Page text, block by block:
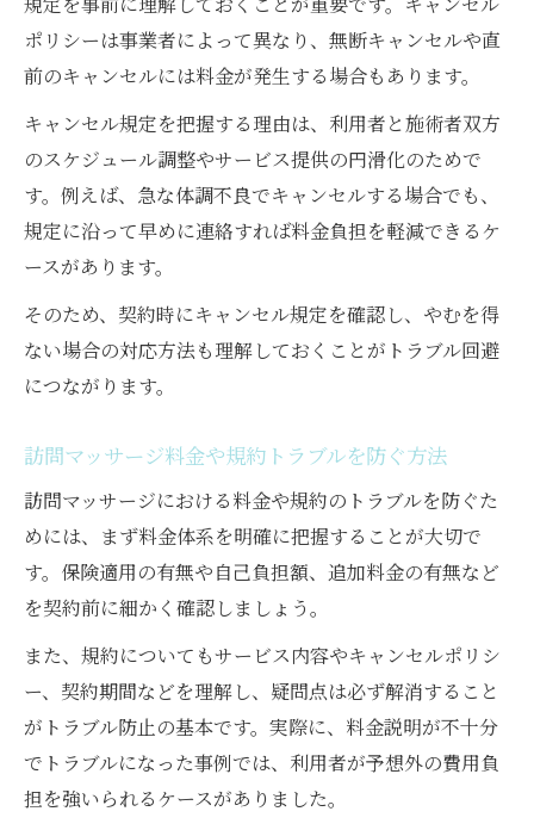
ポリシーは事業者によって異なり、無断キャンセルや直
前のキャンセルには料金が発生する場合もあります。
キャンセル規定を把握する理由は、利用者と施術者双方
のスケジュール調整やサービス提供の円滑化のためで
す。例えば、急な体調不良でキャンセルする場合でも、
規定に沿って早めに連絡すれば料金負担を軽減できるケ
ースがあります。
そのため、契約時にキャンセル規定を確認し、やむを得
ない場合の対応方法も理解しておくことがトラブル回避
につながります。
訪問マッサージ料金や規約トラブルを防ぐ方法
訪問マッサージにおける料金や規約のトラブルを防ぐた
めには、まず料金体系を明確に把握することが大切で
す。保険適用の有無や自己負担額、追加料金の有無など
を契約前に細かく確認しましょう。
また、規約についてもサービス内容やキャンセルポリシ
ー、契約期間などを理解し、疑問点は必ず解消すること
がトラブル防止の基本です。実際に、料金説明が不十分
でトラブルになった事例では、利用者が予想外の費用負
担を強いられるケースがありました。